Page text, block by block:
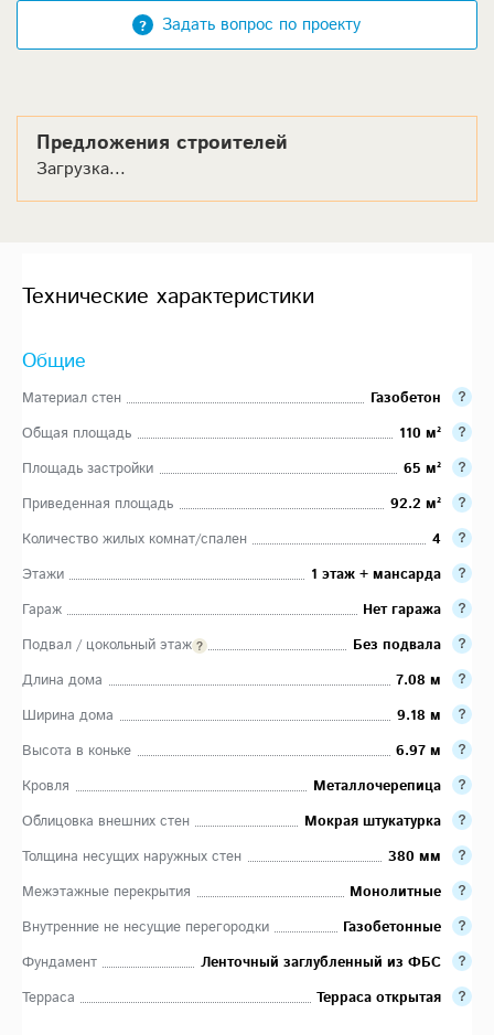
Задать вопрос по проекту
Предложения строителей
Загрузка...
Технические характеристики
Общие
Материал стен
Газобетон
Общая площадь
110 м²
Площадь застройки
65 м²
Приведенная площадь
92.2 м²
Количество жилых комнат/спален
4
Этажи
1 этаж + мансарда
Гараж
Нет гаража
Подвал / цокольный этаж
Без подвала
Длина дома
7.08 м
Ширина дома
9.18 м
Высота в коньке
6.97 м
Кровля
Металлочерепица
Облицовка внешних стен
Мокрая штукатурка
Толщина несущих наружных стен
380 мм
Межэтажные перекрытия
Монолитные
Внутренние не несущие перегородки
Газобетонные
Фундамент
Ленточный заглубленный из ФБС
Терраса
Терраса открытая